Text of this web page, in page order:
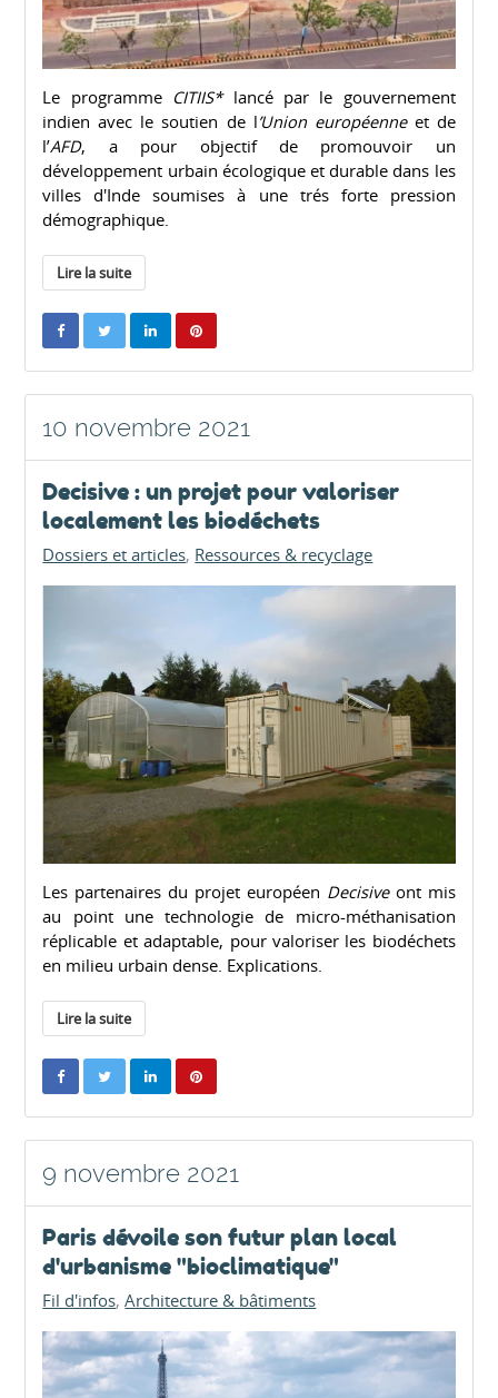
Le programme CITIIS*lancé par le gouvernement
indien avec le soutien de l’Union européenneet de
l’AFD, a pour objectif de promouvoir un
développement urbain écologique et durable dans les
villes d'Inde soumises à une trés forte pression
démographique.
Lire la suite
10 novembre 2021
Decisive : un projet pour valoriser
localement les biodéchets
Dossiers et articles Ressources & recyclage
Les partenaires du projet européen Decisiveont mis
au point une technologie de micro-méthanisation
réplicable et adaptable, pour valoriser les biodéchets
en milieu urbain dense. Explications.
Lire la suite
9 novembre 2021
Paris dévoile son futur plan local
d'urbanisme "bioclimatique"
Fil d'infos Architecture & bâtiments